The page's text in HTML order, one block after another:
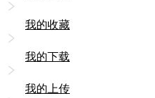
我的收藏
我的下载
我的上传